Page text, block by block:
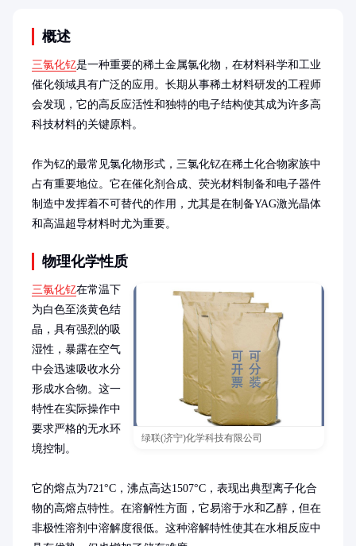
概述
三氯化钇是一种重要的稀土金属氯化物，在材料科学和工业
催化领域具有广泛的应用。长期从事稀土材料研发的工程师
会发现，它的高反应活性和独特的电子结构使其成为许多高
科技材料的关键原料。
作为钇的最常见氯化物形式，三氯化钇在稀土化合物家族中
占有重要地位。它在催化剂合成、荧光材料制备和电子器件
制造中发挥着不可替代的作用，尤其是在制备YAG激光晶体
和高温超导材料时尤为重要。
物理化学性质
绿联(济宁)化学科技有限公司
三氯化钇在常温下
为白色至淡黄色结
晶，具有强烈的吸
湿性，暴露在空气
中会迅速吸收水分
形成水合物。这一
特性在实际操作中
要求严格的无水环
境控制。
它的熔点为721°C，沸点高达1507°C，表现出典型离子化合
物的高熔点特性。在溶解性方面，它易溶于水和乙醇，但在
非极性溶剂中溶解度很低。这种溶解特性使其在水相反应中